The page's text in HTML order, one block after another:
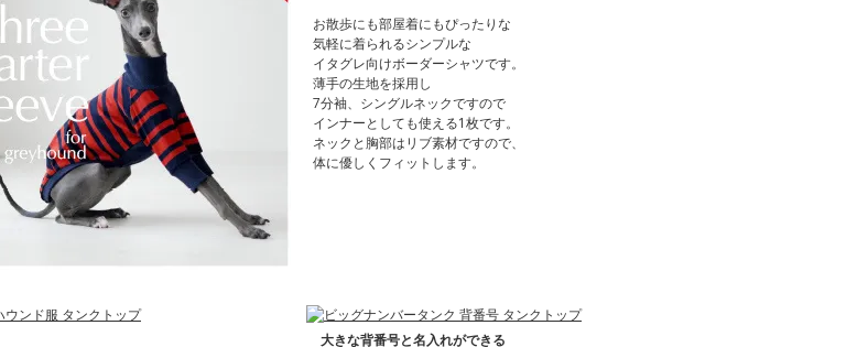
お散歩にも部屋着にもぴったりな
気軽に着られるシンプルな
イタグレ向けボーダーシャツです。
薄手の生地を採用し
7分袖、シングルネックですので
インナーとしても使える1枚です。
ネックと胸部はリブ素材ですので、
体に優しくフィットします。
大きな背番号と名入れができる